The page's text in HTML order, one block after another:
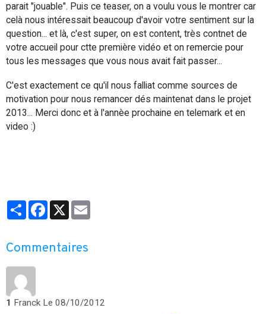
parait "jouable". Puis ce teaser, on a voulu vous le montrer car
celà nous intéressait beaucoup d'avoir votre sentiment sur la
question... et là, c'est super, on est content, très contnet de
votre accueil pour ctte première vidéo et on remercie pour
tous les messages que vous nous avait fait passer...
C'est exactement ce qu'il nous falliat comme sources de
motivation pour nous remancer dés maintenat dans le projet
2013... Merci donc et à l'annèe prochaine en telemark et en
video :)
PartagerFacebook
X
Commentaires
1 Franck Le 08/10/2012